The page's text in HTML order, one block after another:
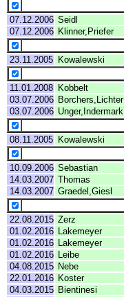
07.12.2006 Seidl
07.12.2006 Klinner,Priefer
23.11.2005 Kowalewski
11.01.2008 Kobbelt
03.07.2006 Borchers,Lichter
03.07.2006 Unger,Indermark
08.11.2005 Kowalewski
10.09.2006 Sebastian
14.03.2007 Thomas
14.03.2007 Graedel,Giesl
22.08.2015 Zerz
01.02.2016
Lakemeyer
01.02.2016
Lakemeyer
01.02.2016
Leibe
04.08.2015 Nebe
22.01.2016 Koster
04.03.2015 Bientinesi